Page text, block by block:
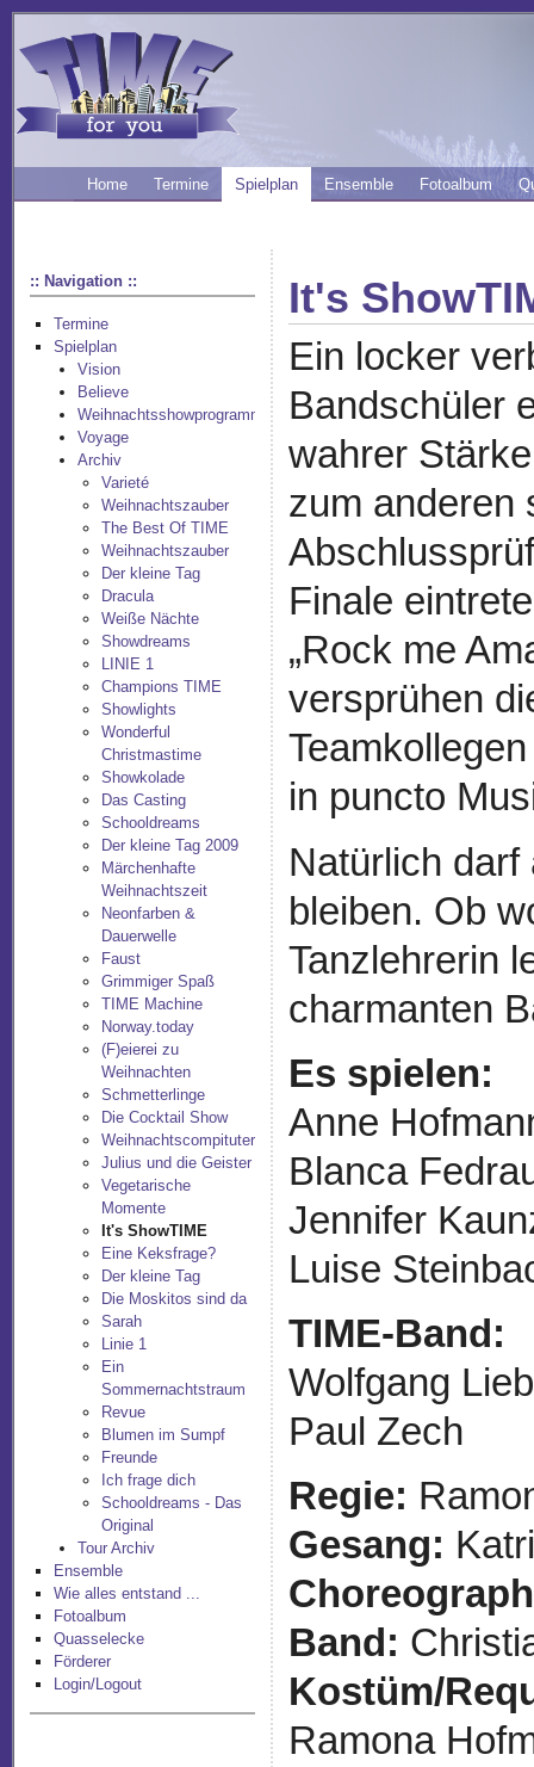
Home Termine Spielplan Ensemble Fotoalbum
:: Navigation ::
Termine
Spielplan
Vision
Believe
Weihnachtsshowprogramm
Voyage
Archiv
Varieté
Weihnachtszauber
The Best Of TIME
Weihnachtszauber
Der kleine Tag
Dracula
Weiße Nächte
Showdreams
LINIE 1
Champions TIME
Showlights
Wonderful
Christmastime
Showkolade
Das Casting
Schooldreams
Der kleine Tag 2009
Märchenhafte
Weihnachtszeit
Neonfarben &
Dauerwelle
Faust
Grimmiger Spaß
TIME Machine
Norway.today
(F)eierei zu
Weihnachten
Schmetterlinge
Die Cocktail Show
Weihnachtscompituter
Julius und die Geister
Vegetarische
Momente
It's ShowTIME
Eine Keksfrage?
Der kleine Tag
Die Moskitos sind da
Sarah
Linie 1
Ein
Sommernachtstraum
Revue
Blumen im Sumpf
Freunde
Ich frage dich
Schooldreams - Das
Original
Tour Archiv
Ensemble
Wie alles entstand ...
Fotoalbum
Quasselecke
Förderer
Login/Logout
It's
Ein locker
Bandschüler
wahrer
zum anderen
Finale
„Rock me
versprühen
in puncto
Natürlich darf
bleiben. Ob
Tanzlehrerin
charmanten
Es spielen:
Anne
Blanca
Jennifer
Luise
TIME-Band:
Wolfgang
Paul Zech
Regie:
Gesang:
Band:
Kostüm/
Ramona